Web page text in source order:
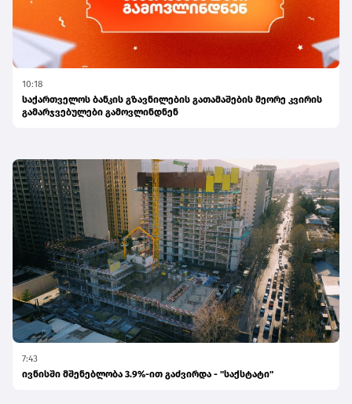
10:18
საქართველოს ბანკის გზავნილების გათამაშების მეორე კვირის
გამარჯვებულები გამოვლინდნენ
7:43
ივნისში მშენებლობა 3.9%-ით გაძვირდა - "საქსტატი"